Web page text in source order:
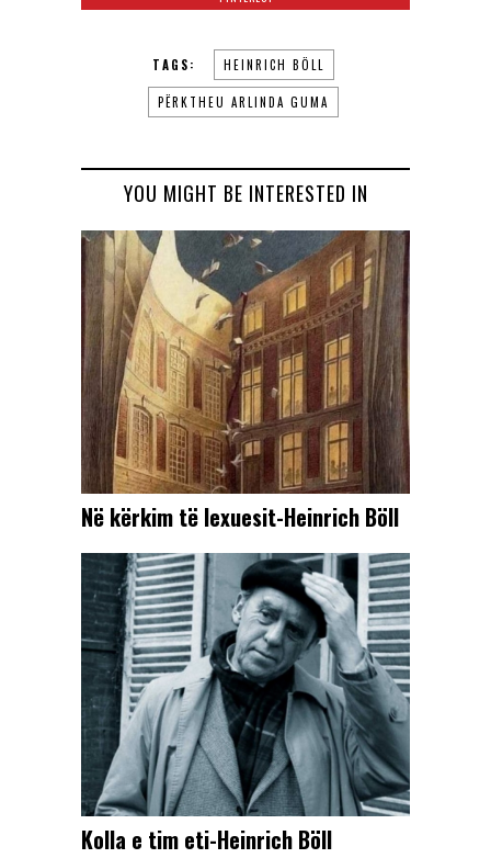
TAGS: HEINRICH BÖLL
PËRKTHEU ARLINDA GUMA
YOU MIGHT BE INTERESTED IN
Në kërkim të lexuesit-Heinrich Böll
Kolla e tim eti-Heinrich Böll